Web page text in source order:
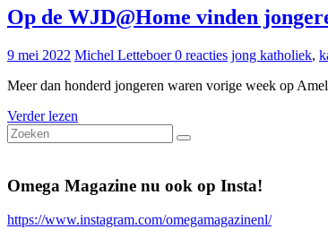
Op de WJD@Home vinden
9 mei 2022 Michel Letteboer0 reacties jong katholiek,
Meer dan honderd jongeren waren vorige week op
Verder lezen
Omega Magazine nu ook op Insta!
https://www.instagram.com/omegamagazinenl/